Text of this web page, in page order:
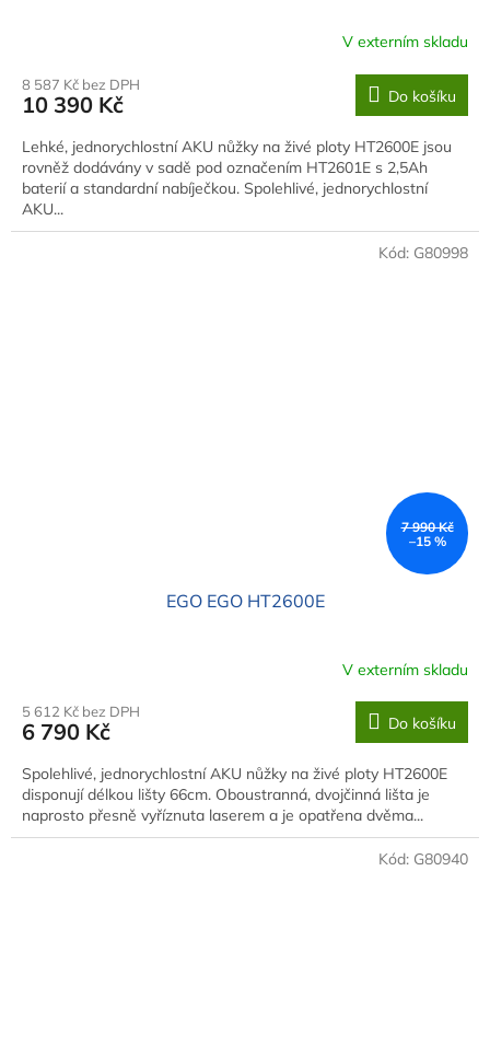
V externím skladu
8 587 Kč bez DPH
10 390 Kč Do košíku
Lehké, jednorychlostní AKU nůžky na živé ploty HT2600E jsou
rovněž dodávány v sadě pod označením HT2601E s 2,5Ah
baterií a standardní nabíječkou. Spolehlivé, jednorychlostní
AKU...
7 990 Kč
–15 %
EGO EGO HT2600E
V externím skladu
5 612 Kč bez DPH
6 790 Kč Do košíku
Spolehlivé, jednorychlostní AKU nůžky na živé ploty HT2600E
disponují délkou lišty 66cm. Oboustranná, dvojčinná lišta je
naprosto přesně vyříznuta laserem a je opatřena dvěma...
Kód: G80998
Kód: G80940